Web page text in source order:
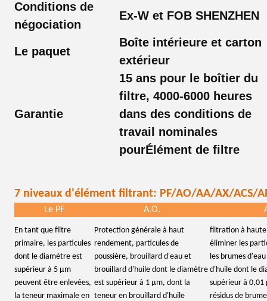
Conditions de
négociation
Ex-W et FOB SHENZHEN
Le paquet
Boîte intérieure et carton
extérieur
Garantie
15 ans pour le boîtier du
filtre, 4000-6000 heures
dans des conditions de
travail nominales
pourÉlément de filtre
7 niveaux d'élément filtrant: PF/AO/AA/AX/ACS/
Le PF A.O.
En tant que filtre
primaire, les particules
dont le diamètre est
supérieur à 5 μm
peuvent être enlevées,
la teneur maximale en
Protection générale à haut
rendement, particules de
poussière, brouillard d'eau et
brouillard d'huile dont le diamètre
est supérieur à 1 μm, dont la
teneur en brouillard d'huile
filtration à
éliminer les
les brumes
d'huile dont le
supérieur à
résidus de